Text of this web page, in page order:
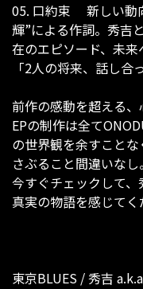
05. 口約束 新しい動
輝”による作詞。秀吉
在のエピソード、未来
「2人の将来、話し合
前作の感動を超える
EPの制作は全て
の世界観を余すこと
さぶること間違いなし。
今すぐチェックして
真実の物語を感じてく
東京BLUES / 秀吉